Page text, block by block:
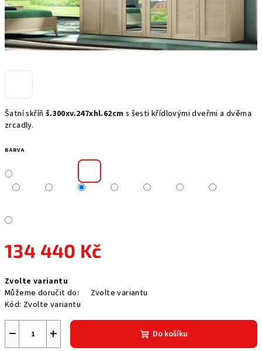
Šatní skříň š.300xv.247xhl.62cm s šesti křídlovými dveřmi a dvěma
zrcadly.
BARVA
134 440 Kč
cena:
Zvolte variantu
Můžeme doručit do:
Zvolte variantu
Kód: Zvolte variantu
+
− Do košíku